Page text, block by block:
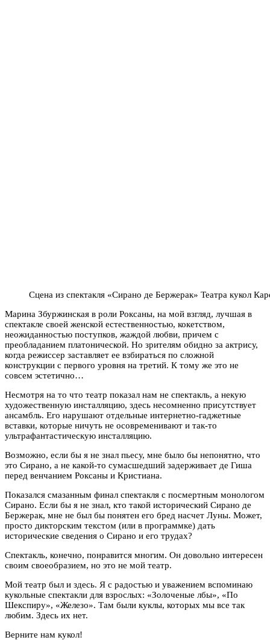
Сцена из спектакля «Сирано де Бержерак» Театра кукол
Марина Збуржинская в роли Роксаны, на мой взгляд, лучшая в
спектакле своей женской естественностью, кокетством,
неожиданностью поступков, жаждой любви, причем с
преобладанием платонической. Но зрителям обидно за актрису,
когда режиссер заставляет ее взбираться по сложной
конструкции с первого уровня на третий. К тому же это не
совсем эстетично…
Несмотря на то что театр показал нам не спектакль, а некую
художественную инсталляцию, здесь несомненно присутствует
ансамбль. Его нарушают отдельные интернетно-гаджетные
вставки, которые ничуть не осовременивают и так-то
ультрафантастическую инсталляцию.
Возможно, если бы я не знал пьесу, мне было бы непонятно, что
это Сирано, а не какой-то сумасшедший задерживает де Гиша
перед венчанием Роксаны и Кристиана.
Показался смазанным финал спектакля с посмертным монологом
Сирано. Если бы я не знал, кто такой исторический Сирано де
Бержерак, мне не был бы понятен его бред насчет Луны. Может,
просто дикторским текстом (или в программке) дать
исторические сведения о Сирано и его трудах?
Спектакль, конечно, понравится многим. Он довольно интересен
своим своеобразием, но это не мой театр.
Мой театр был и здесь. Я с радостью и уважением вспоминаю
кукольные спектакли для взрослых: «Золоченые лбы», «По
Шекспиру», «Железо». Там были куклы, которых мы все так
любим. Здесь их нет.
Верните нам кукол!